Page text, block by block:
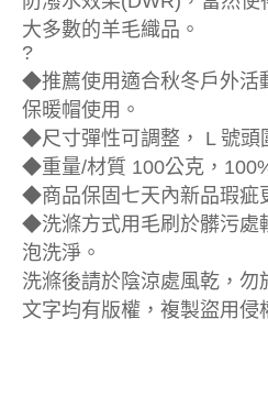
大多數的羊毛織品。
?
◆推薦使用適合秋冬戶外活
保暖帽使用。
◆尺寸彈性可調整， L 號頭
◆重量/材質 100公克，
◆商品保固七天內新品瑕疵
◆洗滌方式用毛刷於髒污處
泡洗淨。
洗滌後請於陰涼處風乾，勿
文字均有版權，複製盜用侵